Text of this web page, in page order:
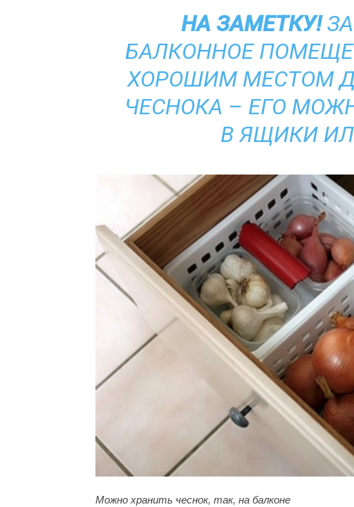
НА ЗАМЕТКУ!
БАЛКОННОЕ
ХОРОШИМ МЕСТОМ
ЧЕСНОКА – ЕГО
В ЯЩИКИ
Можно хранить чеснок, так, на балконе